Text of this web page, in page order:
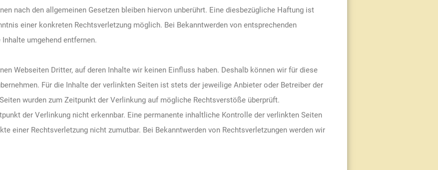
nach den allgemeinen Gesetzen bleiben hiervon unberührt. Eine diesbezügliche Haftung ist
einer konkreten Rechtsverletzung möglich. Bei Bekanntwerden von entsprechenden
umgehend entfernen.
Webseiten Dritter, auf deren Inhalte wir keinen Einfluss haben. Deshalb können wir für diese
Für die Inhalte der verlinkten Seiten ist stets der jeweilige Anbieter oder Betreiber der
wurden zum Zeitpunkt der Verlinkung auf mögliche Rechtsverstöße überprüft.
der Verlinkung nicht erkennbar. Eine permanente inhaltliche Kontrolle der verlinkten Seiten
einer Rechtsverletzung nicht zumutbar. Bei Bekanntwerden von Rechtsverletzungen werden wir